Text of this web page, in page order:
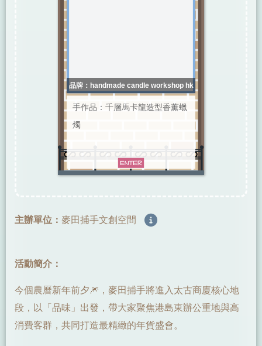
品牌：handmade candle workshop hk
手作品：千層馬卡龍造型香薰蠟
燭
主辦單位： 麥田捕手文創空間
活動簡介：
今個農曆新年前夕🎆，麥田捕手將進入太古商廈核心地
段，以「品味」出發，帶大家聚焦港島東辦公重地與高
消費客群，共同打造最精緻的年貨盛會。